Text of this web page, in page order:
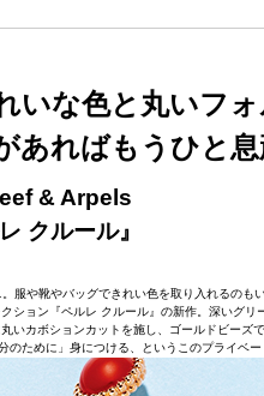
いな色と丸いフ
あればもうひと
& Arpels
クルール』
服や靴やバッグできれい色を取り入れるのも
ション『ペルレ クルール』の新作。深いグ
いカボションカットを施し、ゴールドビー
のために」身につける、というこのプライベ